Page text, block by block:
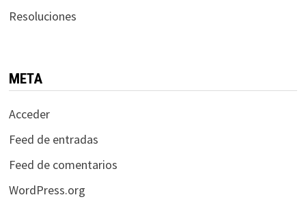
Resoluciones
META
Acceder
Feed de entradas
Feed de comentarios
WordPress.org